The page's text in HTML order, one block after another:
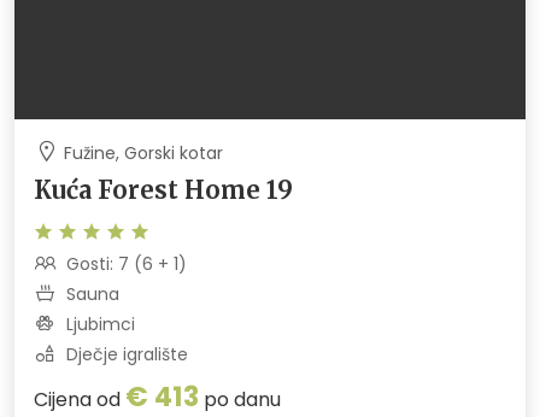
Fužine, Gorski kotar
Kuća Forest Home 19
Gosti: 7 (6 + 1)
Sauna
Ljubimci
Dječje igralište
Cijena od € 413 po danu